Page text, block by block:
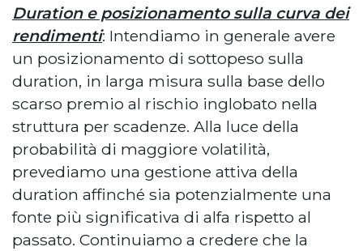
Duration e posizionamento sulla curva dei
rendimenti: Intendiamo in generale avere
un posizionamento di sottopeso sulla
duration, in larga misura sulla base dello
scarso premio al rischio inglobato nella
struttura per scadenze. Alla luce della
probabilità di maggiore volatilità,
prevediamo una gestione attiva della
duration affinché sia potenzialmente una
fonte più significativa di alfa rispetto al
passato. Continuiamo a credere che la